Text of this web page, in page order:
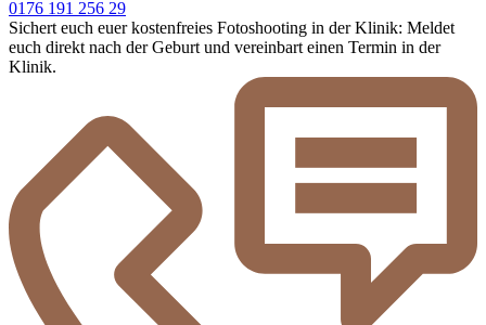
0176 191 256 29
Sichert euch euer kostenfreies Fotoshooting in der Klinik: Meldet
euch direkt nach der Geburt und vereinbart einen Termin in der
Klinik.